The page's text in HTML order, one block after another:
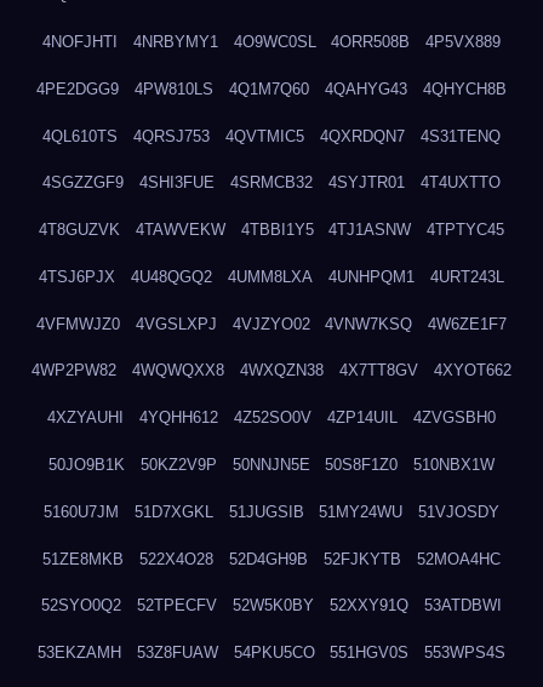
4NOFJHTI 4NRBYMY1 4O9WC0SL 4ORR508B 4P5VX889
4PE2DGG9 4PW810LS 4Q1M7Q60 4QAHYG43 4QHYCH8B
4QL610TS 4QRSJ753 4QVTMIC5 4QXRDQN7 4S31TENQ
4SGZZGF9 4SHI3FUE 4SRMCB32 4SYJTR01 4T4UXTTO
4T8GUZVK 4TAWVEKW 4TBBI1Y5 4TJ1ASNW 4TPTYC45
4TSJ6PJX 4U48QGQ2 4UMM8LXA 4UNHPQM1 4URT243L
4VFMWJZ0 4VGSLXPJ 4VJZYO02 4VNW7KSQ 4W6ZE1F7
4WP2PW82 4WQWQXX8 4WXQZN38 4X7TT8GV 4XYOT662
4XZYAUHI 4YQHH612 4Z52SO0V 4ZP14UIL 4ZVGSBH0
50JO9B1K 50KZ2V9P 50NNJN5E 50S8F1Z0 510NBX1W
5160U7JM 51D7XGKL 51JUGSIB 51MY24WU 51VJOSDY
51ZE8MKB 522X4O28 52D4GH9B 52FJKYTB 52MOA4HC
52SYO0Q2 52TPECFV 52W5K0BY 52XXY91Q 53ATDBWI
53EKZAMH 53Z8FUAW 54PKU5CO 551HGV0S 553WPS4S